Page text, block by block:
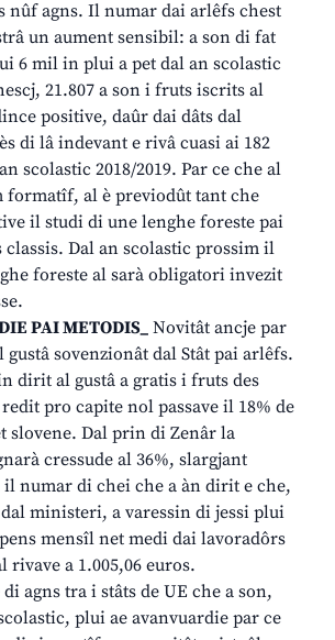
nûf agns. Il numar dai arlêfs chest
un aument sensibil: a son di fat
6 mil in plui a pet dal an scolastic
21.807 a son i fruts iscrits al
positive, daûr dai dâts dal
di lâ indevant e rivâ cuasi ai 182
scolastic 2018/2019. Par ce che al
formatîf, al è previodût tant che
il studi di une lenghe foreste pai
Dal an scolastic prossim il
foreste al sarà obligatori invezit
PAI METODIS_ Novitât ancje par
gustâ sovenzionât dal Stât pai arlêfs.
dirit al gustâ a gratis i fruts des
pro capite nol passave il 18% de
slovene. Dal prin di Zenâr la
cressude al 36%, slargjant
numar di chei che a àn dirit e che,
ministeri, a varessin di jessi plui
mensîl net medi dai lavoradôrs
rivave a 1.005,06 euros.
agns tra i stâts de UE che a son,
plui ae avanvuardie par ce